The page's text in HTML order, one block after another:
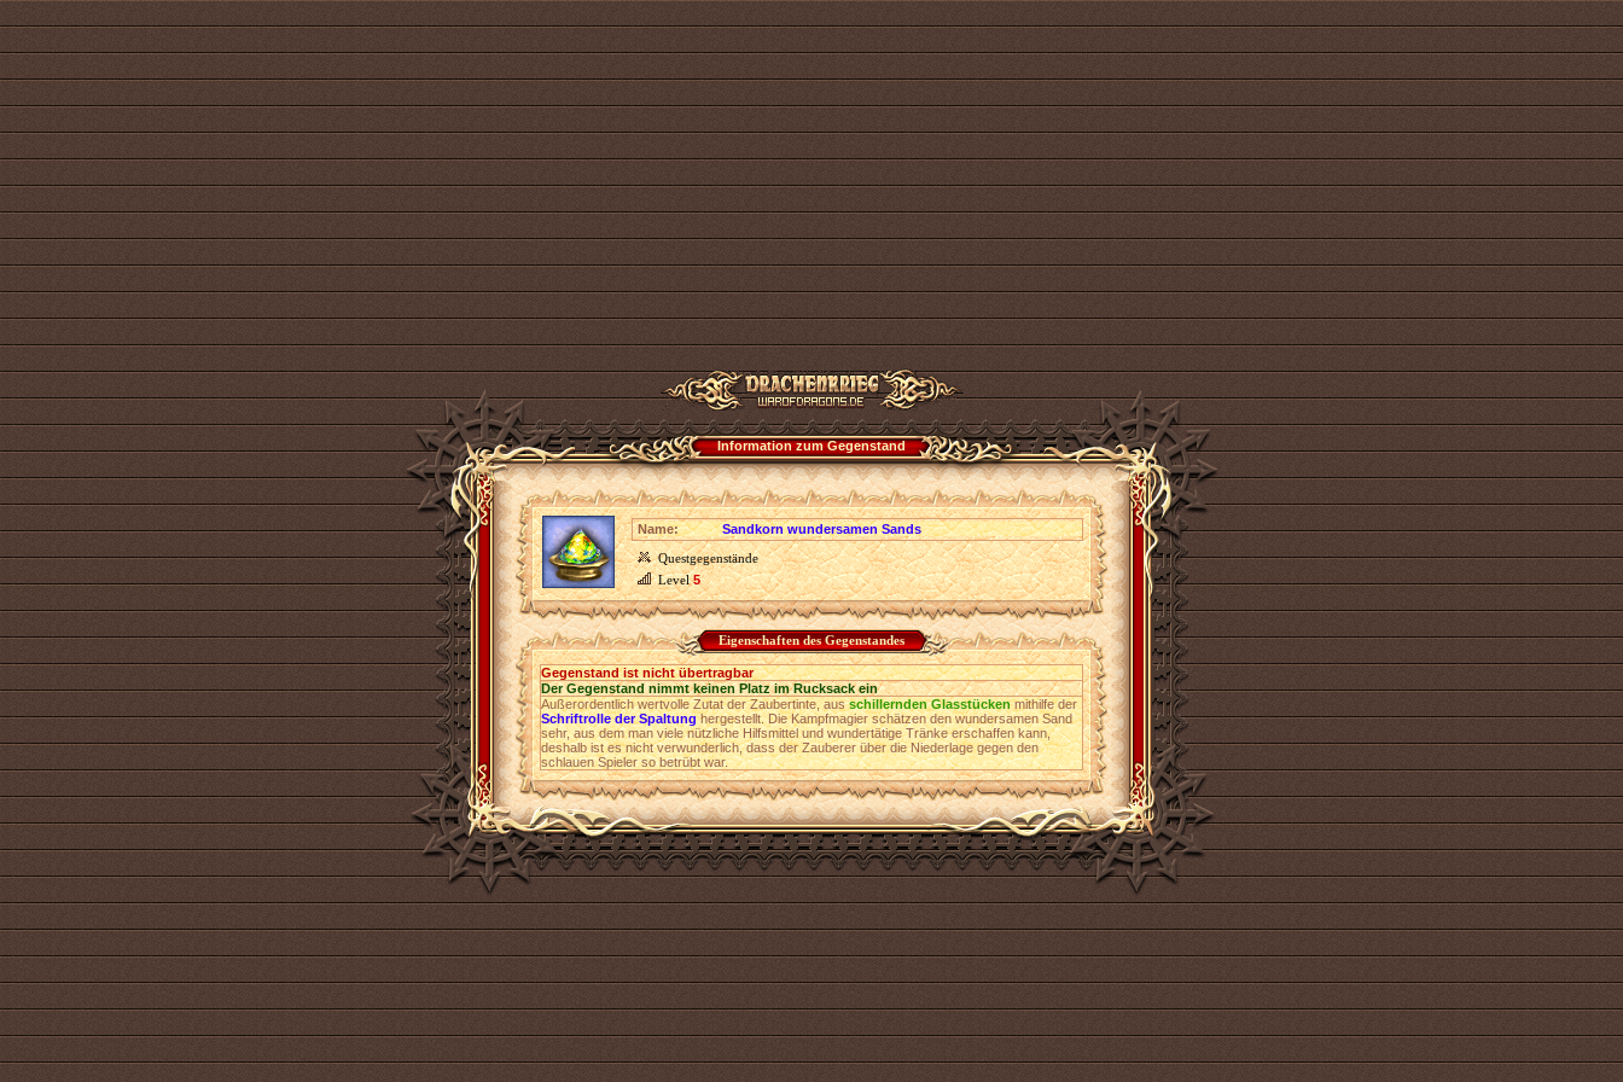
Information zum Gegenstand
Name:
Sandkorn wundersamen Sands
Questgegenstände
Level5
Eigenschaften des Gegenstandes
Gegenstand ist nicht übertragbar
Der Gegenstand nimmt keinen Platz im Rucksack ein
Außerordentlich wertvolle Zutat der Zaubertinte, ausschillernden Glasstückenmithilfe der
Schriftrolle der Spaltunghergestellt. Die Kampfmagier schätzen den wundersamen Sand
sehr, aus dem man viele nützliche Hilfsmittel und wundertätige Tränke erschaffen kann,
deshalb ist es nicht verwunderlich, dass der Zauberer über die Niederlage gegen den
schlauen Spieler so betrübt war.